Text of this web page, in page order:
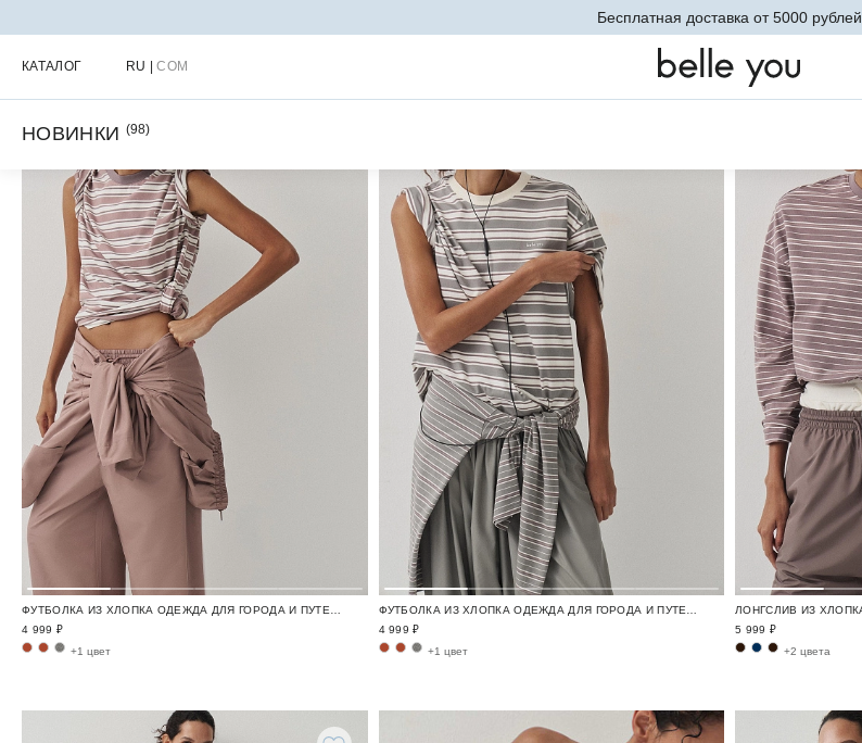
Бесплатная доставка от 5000 рублей
КАТАЛОГ RU |COM
НОВИНКИ (98)
4 999 ₽
+1 цвет
4 999 ₽
+1 цвет
5 999 ₽
+2 цвета